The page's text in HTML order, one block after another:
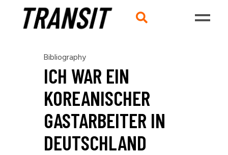
Bibliography
ICH WAR EIN
KOREANISCHER
GASTARBEITER IN
DEUTSCHLAND